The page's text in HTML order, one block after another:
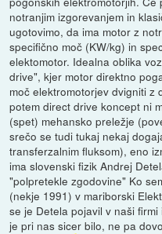
notranjim izgorevanjem in
ugotovimo, da ima motor z
specifično moč (KW/kg) in
elektomotor. Idealna oblika
drive", kjer motor direktno
moč elektromotorjev dvigniti z
potem direct drive koncept ni
(spet) mehansko preležje
srečo se tudi tukaj nekaj
transferzalnim fluksom), eno
ima slovenski fizik Andrej
"polpretekle zgodovine" Ko
(nekje 1991) v mariborski
se je Detela pojavil v naši
je pri nas sicer bilo, ne pa